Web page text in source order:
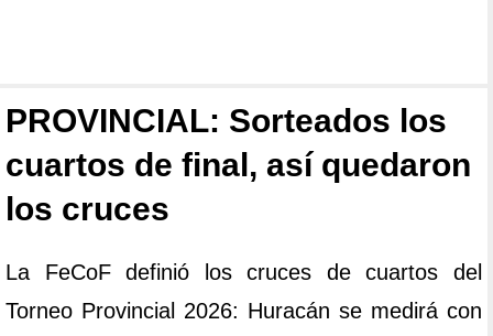
PROVINCIAL: Sorteados los
cuartos de final, así quedaron
los cruces
La FeCoF definió los cruces de cuartos del
Torneo Provincial 2026: Huracán se medirá con